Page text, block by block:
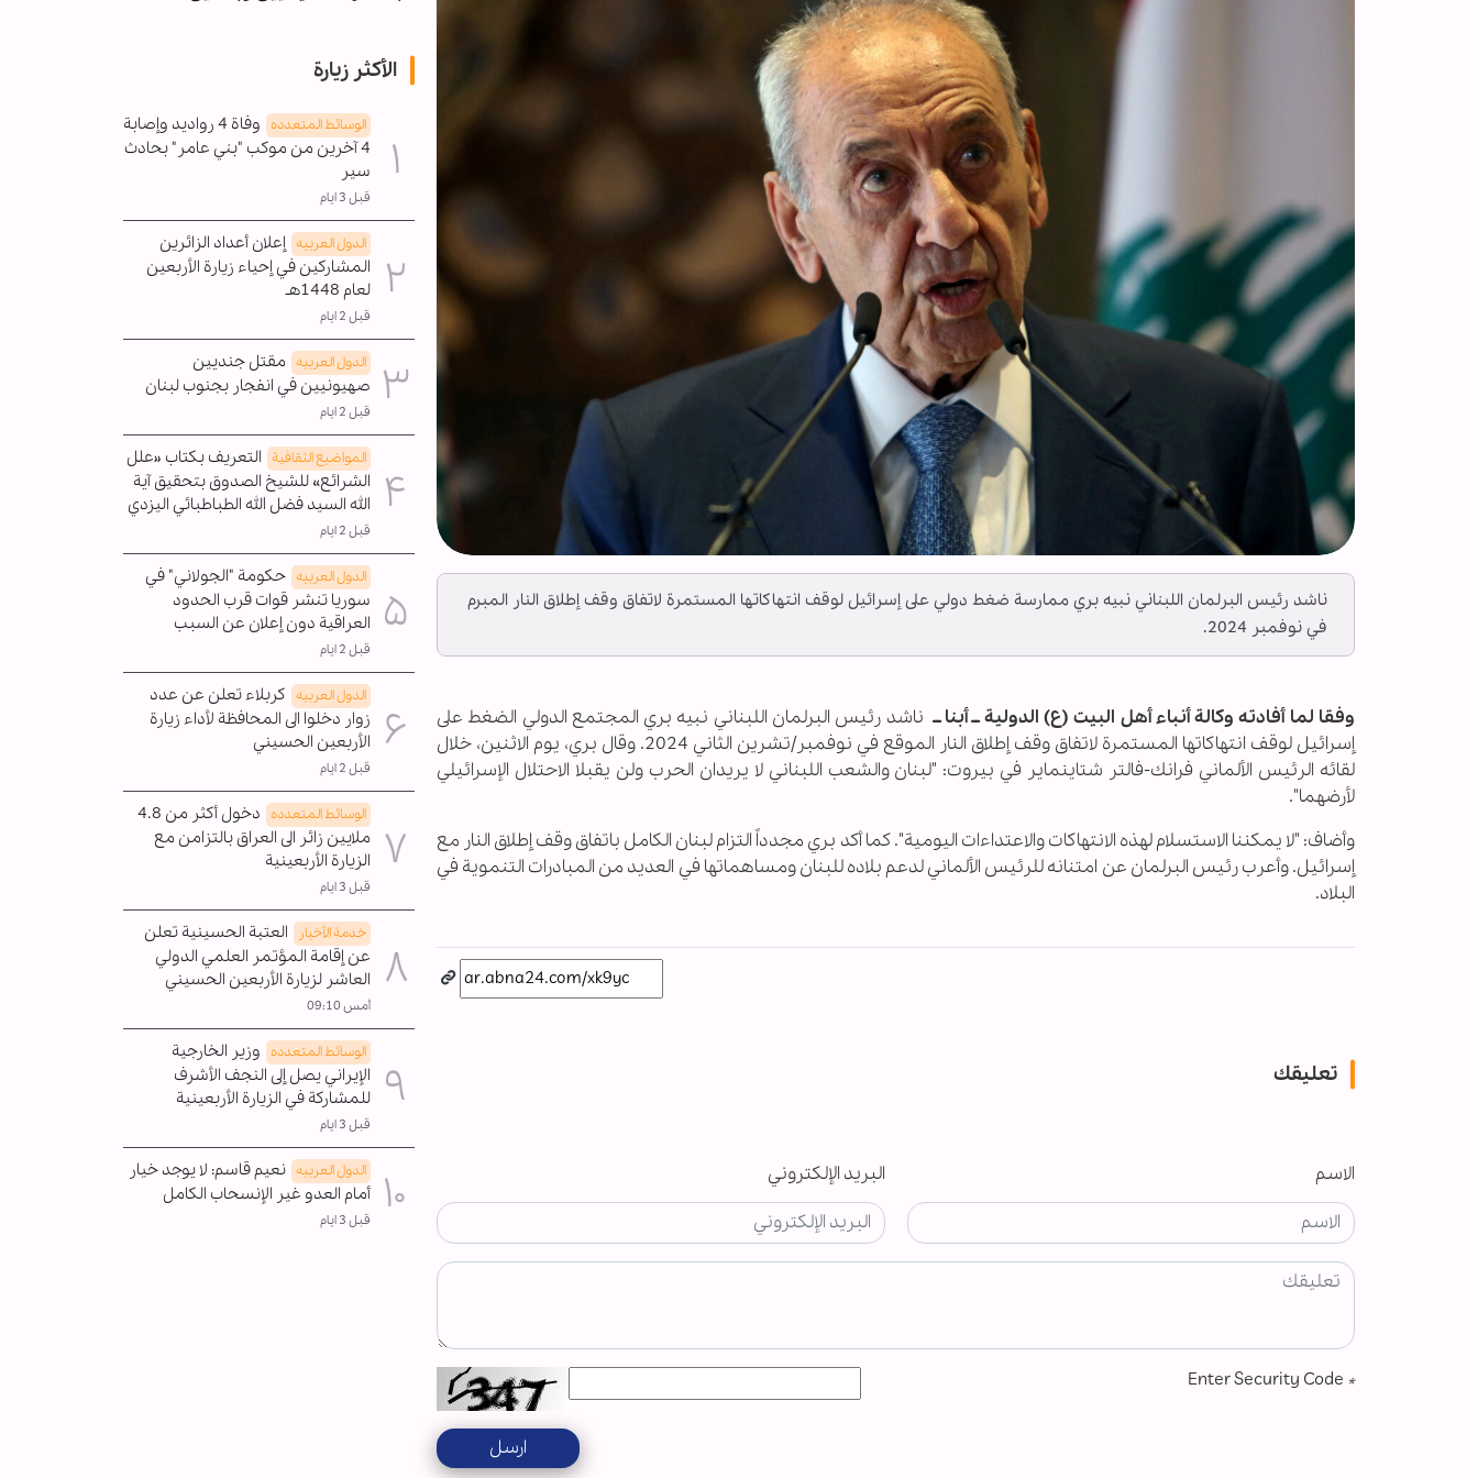
ناشد رئيس البرلمان اللبناني نبيه بري ممارسة ضغط دولي على إسرائيل لوقف انتهاكاتها المستمرة لاتفاق وقف إطلاق النار المبرم
في نوفمبر 2024.
وفقا لما أفادته وكالة أنباء أهل البيت (ع) الدولية ــ أبنا ــ ناشد رئيس البرلمان اللبناني نبيه بري المجتمع الدولي الضغط على
إسرائيل لوقف انتهاكاتها المستمرة لاتفاق وقف إطلاق النار الموقع في نوفمبر/تشرين الثاني 2024. وقال بري، يوم الاثنين، خلال
لقائه الرئيس الألماني فرانك-فالتر شتاينماير في بيروت: "لبنان والشعب اللبناني لا يريدان الحرب ولن يقبلا الاحتلال الإسرائيلي
لأرضهما".
وأضاف: "لا يمكننا الاستسلام لهذه الانتهاكات والاعتداءات اليومية". كما أكد بري مجدداً التزام لبنان الكامل باتفاق وقف إطلاق النار مع
إسرائيل. وأعرب رئيس البرلمان عن امتنانه للرئيس الألماني لدعم بلاده للبنان ومساهماتها في العديد من المبادرات التنموية في
البلاد.
تعليقك
الاسم البريد الإلكتروني
*
ارسل
الأكثر زيارة
الوسائط المتعدده
وفاة 4 رواديد وإصابة
4 آخرين من موكب "بني عامر" بحادث
سير
قبل 3 ايام
الدول العربیه إعلان أعداد الزائرين
المشاركين في إحياء زيارة الأربعين
لعام 1448هـ
قبل 2 ايام
الدول العربیه مقتل جنديين
صهيونيين في انفجار بجنوب لبنان
قبل 2 ايام
المواضیع الثقافية التعريف بكتاب «علل
الشرائع» للشيخ الصدوق بتحقيق آية
الله السيد فضل الله الطباطبائي اليزدي
قبل 2 ايام
الدول العربیه حكومة "الجولاني" في
سوريا تنشر قوات قرب الحدود
العراقية دون إعلان عن السبب
قبل 2 ايام
الدول العربیه كربلاء تعلن عن عدد
زوار دخلوا الى المحافظة لأداء زيارة
الأربعين الحسيني
قبل 2 ايام
الوسائط المتعدده
دخول أكثر من 4.8
ملايين زائر الى العراق بالتزامن مع
الزيارة الأربعينية
قبل 3 ايام
خدمة الأخبار
العتبة الحسينية تعلن
عن إقامة المؤتمر العلمي الدولي
العاشر لزيارة الأربعين الحسيني
أمس 09:10
الوسائط المتعدده وزير الخارجية
الإيراني يصل إلى النجف الأشرف
للمشاركة في الزيارة الأربعينية
قبل 3 ايام
الدول العربیه نعيم قاسم: لا يوجد خيار
أمام العدو غير الإنسحاب الکامل
قبل 3 ايام